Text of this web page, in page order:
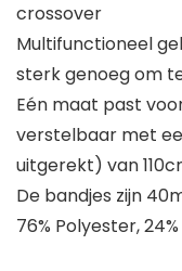
crossover
Multifunctioneel
sterk genoeg om
Eén maat past
verstelbaar met
uitgerekt) van
De bandjes zijn
76% Polyester,